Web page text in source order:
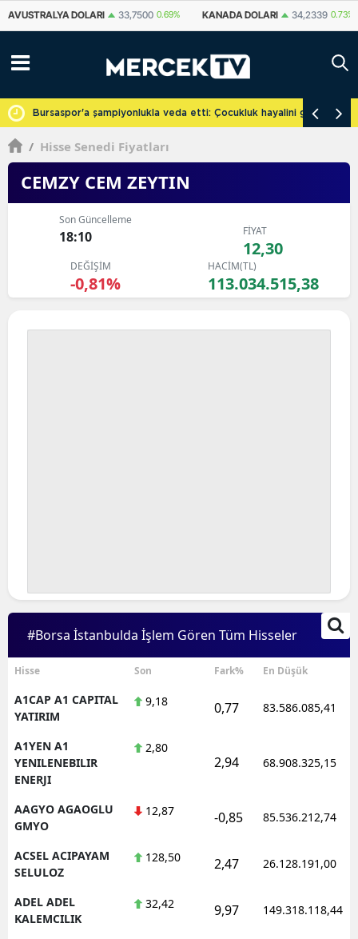
KANADA DOLARI 34,2339 0.73% İSVIÇRE FRANKI 59,1179 0.82%
Bursaspor'a şampiyonlukla veda etti: Çocukluk hayalini
/ Hisse Senedi Fiyatları
CEMZY CEM ZEYTIN
Son Güncelleme
18:10 FİYAT
12,30
DEĞİŞİM
-0,81%
HACİM(TL)
113.034.515,38
#Borsa İstanbulda İşlem Gören Tüm Hisseler
Hisse Son Fark% En Düşük
A1CAP A1 CAPITAL
YATIRIM
9,18 0,77 83.586.085,41
A1YEN A1
YENILENEBILIR
ENERJI
2,80
2,94 68.908.325,15
AAGYO AGAOGLU
GMYO
12,87 -0,85 85.536.212,74
ACSEL ACIPAYAM
SELULOZ
128,50 2,47 26.128.191,00
ADEL ADEL
KALEMCILIK
32,42 9,97 149.318.118,44